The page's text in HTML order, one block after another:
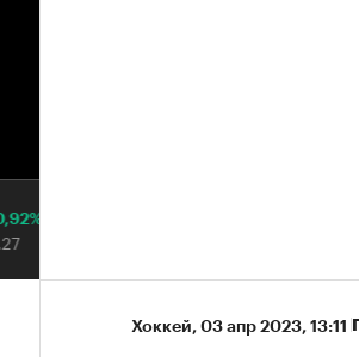
Хоккей⁠, 03 апр 2023, 13:11